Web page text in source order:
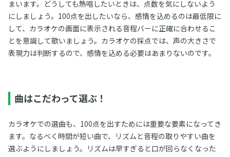
まいます。どうしても熱唱したいときは、点数を気にしないよう
にしましょう。100点を出したいなら、感情を込めるのは最低限に
して、カラオケの画面に表示される音程バーに正確に合わせるこ
とを意識して歌いましょう。カラオケの採点では、声の大きさで
表現力は判断するので、感情を込める必要はあまりないのです。
曲はこだわって選ぶ！
カラオケでの選曲も、100点を出すためには重要な要素になってき
ます。なるべく時間が短い曲で、リズムと音程の取りやすい曲を
選ぶようにしましょう。リズムは早すぎると口が回らなくなった